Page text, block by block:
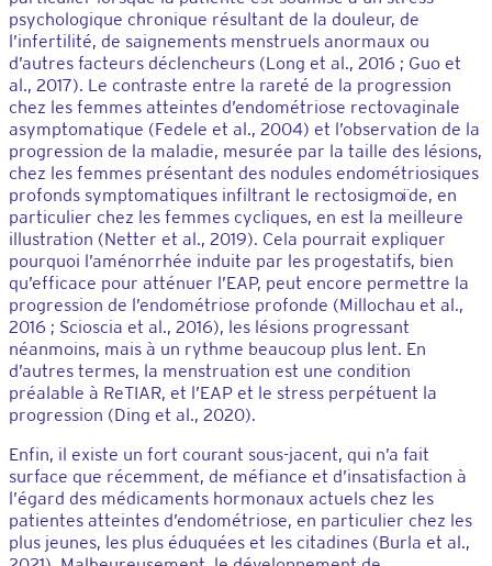
psychologique chronique résultant de la douleur, de
l’infertilité, de saignements menstruels anormaux ou
d’autres facteurs déclencheurs (Long et al., 2016 ; Guo et
al., 2017). Le contraste entre la rareté de la progression
chez les femmes atteintes d’endométriose rectovaginale
asymptomatique (Fedele et al., 2004) et l’observation de la
progression de la maladie, mesurée par la taille des lésions,
chez les femmes présentant des nodules endométriosiques
profonds symptomatiques infiltrant le rectosigmoïde, en
particulier chez les femmes cycliques, en est la meilleure
illustration (Netter et al., 2019). Cela pourrait expliquer
pourquoi l’aménorrhée induite par les progestatifs, bien
qu’efficace pour atténuer l’EAP, peut encore permettre la
progression de l’endométriose profonde (Millochau et al.,
2016 ; Scioscia et al., 2016), les lésions progressant
néanmoins, mais à un rythme beaucoup plus lent. En
d’autres termes, la menstruation est une condition
préalable à ReTIAR, et l’EAP et le stress perpétuent la
progression (Ding et al., 2020).
Enfin, il existe un fort courant sous-jacent, qui n’a fait
surface que récemment, de méfiance et d’insatisfaction à
l’égard des médicaments hormonaux actuels chez les
patientes atteintes d’endométriose, en particulier chez les
plus jeunes, les plus éduquées et les citadines (Burla et al.,